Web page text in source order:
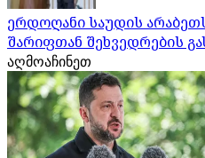
ერდოღანი საუდის
შარიფთან შეხვედრების
აღმოაჩინეთ